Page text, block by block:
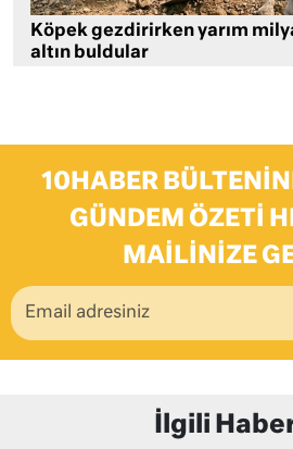
Köpek gezdirirken yarım
altın buldular
10HABER
GÜNDEM ÖZETI
MAILINIZE
İlgili